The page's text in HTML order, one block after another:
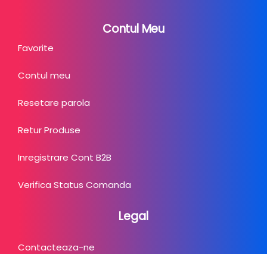
Contul Meu
Favorite
Contul meu
Resetare parola
Retur Produse
Inregistrare Cont B2B
Verifica Status Comanda
Legal
Contacteaza-ne